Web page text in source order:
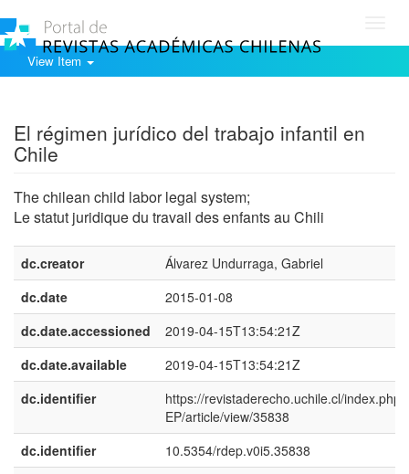
View Item
El régimen jurídico del trabajo infantil en
Chile
The chilean child labor legal system;
Le statut juridique du travail des enfants au Chili
dc.creator
Álvarez Undurraga, Gabriel
dc.date
2015-01-08
dc.date.accessioned
2019-04-15T13:54:21Z
dc.date.available
2019-04-15T13:54:21Z
dc.identifier
https://revistaderecho.uchile.cl/index.php/
EP/article/view/35838
dc.identifier
10.5354/rdep.v0i5.35838